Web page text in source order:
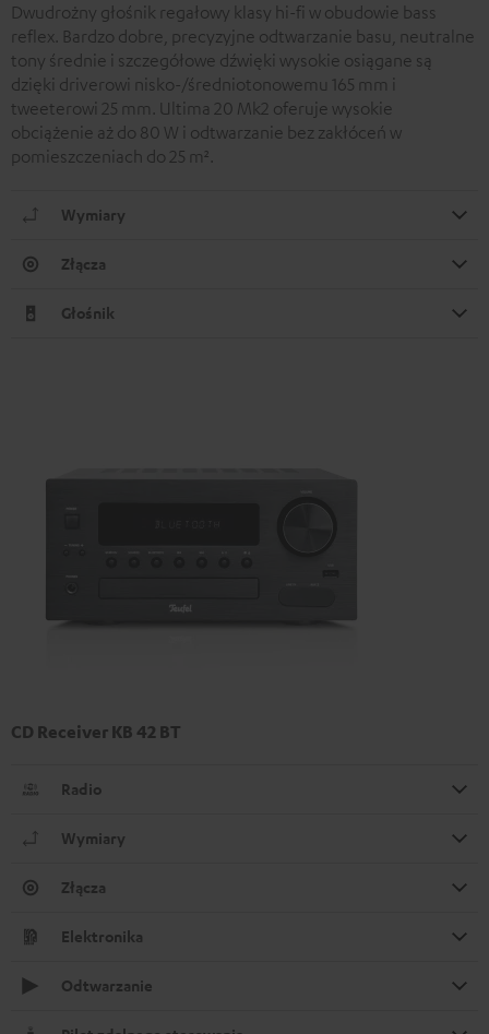
Dwudrożny głośnik regałowy klasy hi-fi w obudowie bass
reflex. Bardzo dobre, precyzyjne odtwarzanie basu, neutralne
tony średnie i szczegółowe dźwięki wysokie osiągane są
dzięki driverowi nisko-/średniotonowemu 165 mm i
tweeterowi 25 mm. Ultima 20 Mk2 oferuje wysokie
obciążenie aż do 80 W i odtwarzanie bez zakłóceń w
pomieszczeniach do 25 m².
Wymiary
Złącza
Głośnik
CD Receiver KB 42 BT
Radio
Wymiary
Złącza
Elektronika
Odtwarzanie